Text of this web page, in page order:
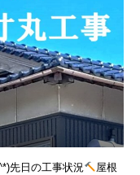
先日の工事状況
屋根